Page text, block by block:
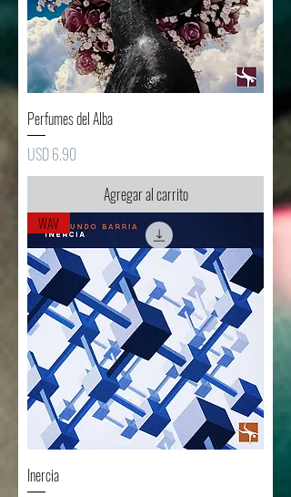
Perfumes del Alba
Precio
USD 6.90
Agregar al carrito
WAV
Inercia